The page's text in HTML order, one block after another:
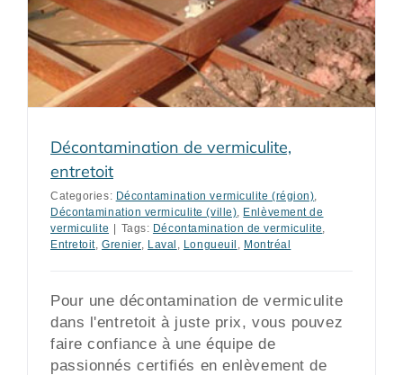
Décontamination de vermiculite,
entretoit
Categories: Décontamination vermiculite (région),
Décontamination vermiculite (ville), Enlèvement de
vermiculite
Tags: Décontamination de vermiculite,
Entretoit,Grenier, Laval , Longueuil , Montréal
Pour une décontamination de vermiculite
dans l'entretoit à juste prix, vous pouvez
faire confiance à une équipe de
passionnés certifiés en enlèvement de